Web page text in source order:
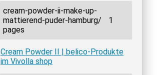
cream-powder-ii-make-up-
mattierend-puder-hamburg/
1
pages
Cream Powder II | belico-Produkte
im Vivolla shop